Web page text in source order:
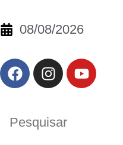
08/08/2026